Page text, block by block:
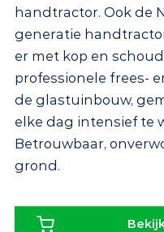
handtractor. Ook de
generatie
er met kop en
professionele frees-
de glastuinbouw,
elke dag intensief te
Betrouwbaar,
grond.